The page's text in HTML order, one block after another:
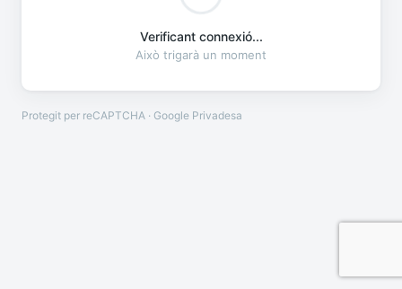
Verificant connexió...
Això trigarà un moment
Protegit per reCAPTCHA · Google Privadesa